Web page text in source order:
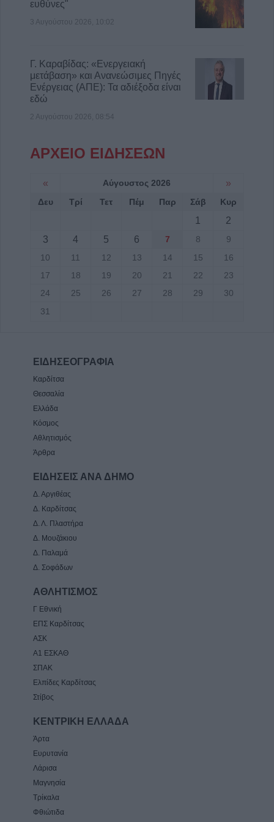
ευθύνες"
3 Αυγούστου 2026, 10:02
Γ. Καραβίδας: «Ενεργειακή
μετάβαση» και Ανανεώσιμες Πηγές
Ενέργειας (ΑΠΕ): Τα αδιέξοδα είναι
εδώ
2 Αυγούστου 2026, 08:54
ΑΡΧΕΙΟ ΕΙΔΗΣΕΩΝ
« Αύγουστος 2026 »
Δευ Τρί Τετ Πέμ Παρ Σάβ Κυρ
1
2
3
4 5 6 7 8
9
10
11 12 13 14 15
16
17
18 19 20 21 22
23
24
25 26 27 28 29
30
31
ΕΙΔΗΣΕΟΓΡΑΦΙΑ
Καρδίτσα
Θεσσαλία
Ελλάδα
Κόσμος
Αθλητισμός
Άρθρα
ΕΙΔΗΣΕΙΣ ΑΝΑ ΔΗΜΟ
Δ. Αργιθέας
Δ. Καρδίτσας
Δ. Λ. Πλαστήρα
Δ. Μουζάκιου
Δ. Παλαμά
Δ. Σοφάδων
ΑΘΛΗΤΙΣΜΟΣ
Γ Εθνική
ΕΠΣ Καρδίτσας
ΑΣΚ
Α1 ΕΣΚΑΘ
ΣΠΑΚ
Ελπίδες Καρδίτσας
Στίβος
ΚΕΝΤΡΙΚΗ ΕΛΛΑΔΑ
Άρτα
Ευρυτανία
Λάρισα
Μαγνησία
Τρίκαλα
Φθιώτιδα